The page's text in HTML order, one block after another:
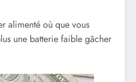
alimenté où que vous
une batterie faible gâcher